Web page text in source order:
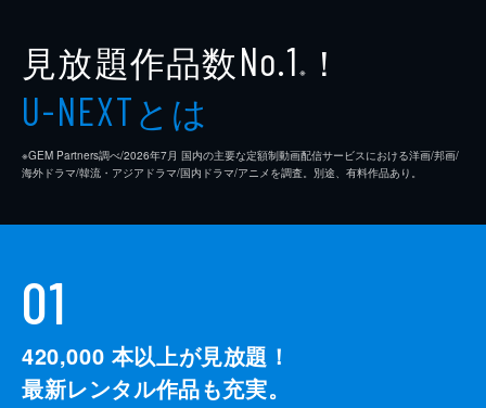
見放題作品数No.1 ※ ！
U-NEXTとは
※GEM Partners調べ/2026年7⽉ 国内の主要な定額制動画配信サービスにおける洋画/邦画/
海外ドラマ/韓流・アジアドラマ/国内ドラマ/アニメを調査。別途、有料作品あり。
01
420,000 本以上が見放題！
最新レンタル作品も充実。